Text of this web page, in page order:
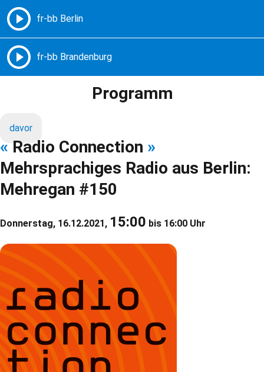
Freie Radios – Berlin Brandenburg
Programm
davor
« Radio Connection »
Mehrsprachiges Radio aus Berlin:
Mehregan #150
Donnerstag, 16.12.2021, 15:00 bis 16:00 Uhr